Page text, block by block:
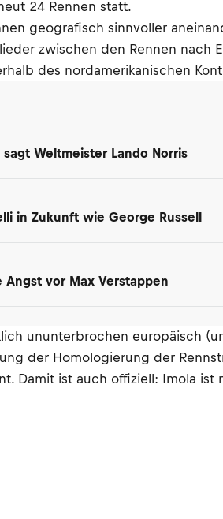
24 Rennen statt.
geografisch sinnvoller
zwischen den Rennen
des nordamerikanischen
Weltmeister Lando Norris
in Zukunft wie George Russell
vor Max Verstappen
ununterbrochen europäisch
der Homologierung der
Damit ist auch offiziell: Imola ist